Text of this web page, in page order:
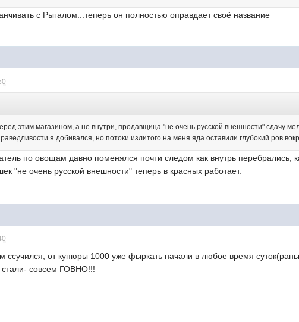
с Рыгалом...теперь он полностью оправдает своё название
этим магазином, а не внутри, продавщица "не очень русской внешности" сдачу
я добивался, но потоки излитого на меня яда оставили глубокий ров
по овощам давно поменялся почти следом как внутрь перебрались,
"не очень русской внешности" теперь в красных работает.
ссучился, от купюры 1000 уже фыркать начали в любое время
совсем ГОВНО!!!